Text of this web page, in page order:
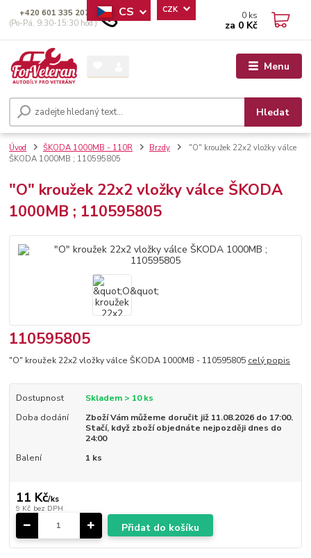
Menu
CS CZK
Hledat
+420 601 335 207
(Po-Pá, 9:30-15:30 hod.)
0 ks
za 0 Kč
Úvod ŠKODA 1000MB - 110R Brzdy
"O" kroužek 22x2 vložky válce
ŠKODA 1000MB ; 110595805
"O" kroužek 22x2 vložky válce ŠKODA
1000MB ; 110595805
110595805
"O" kroužek 22x2 vložky válce ŠKODA 1000MB - 110595805 celý popis
Dostupnost
Skladem > 10 ks
Doba dodání
Zboží Vám můžeme doručit již 11.08.2026 do 17:00.
Stačí, když zboží objednáte nejpozději dnes do
24:00
Balení
1 ks
11 Kč/ks
9 Kč bez DPH
Přidat do košíku